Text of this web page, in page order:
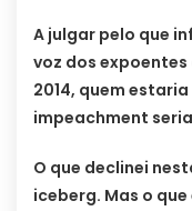
A julgar pelo que
voz dos expoentes
2014, quem
impeachment
O que declinei
iceberg. Mas o